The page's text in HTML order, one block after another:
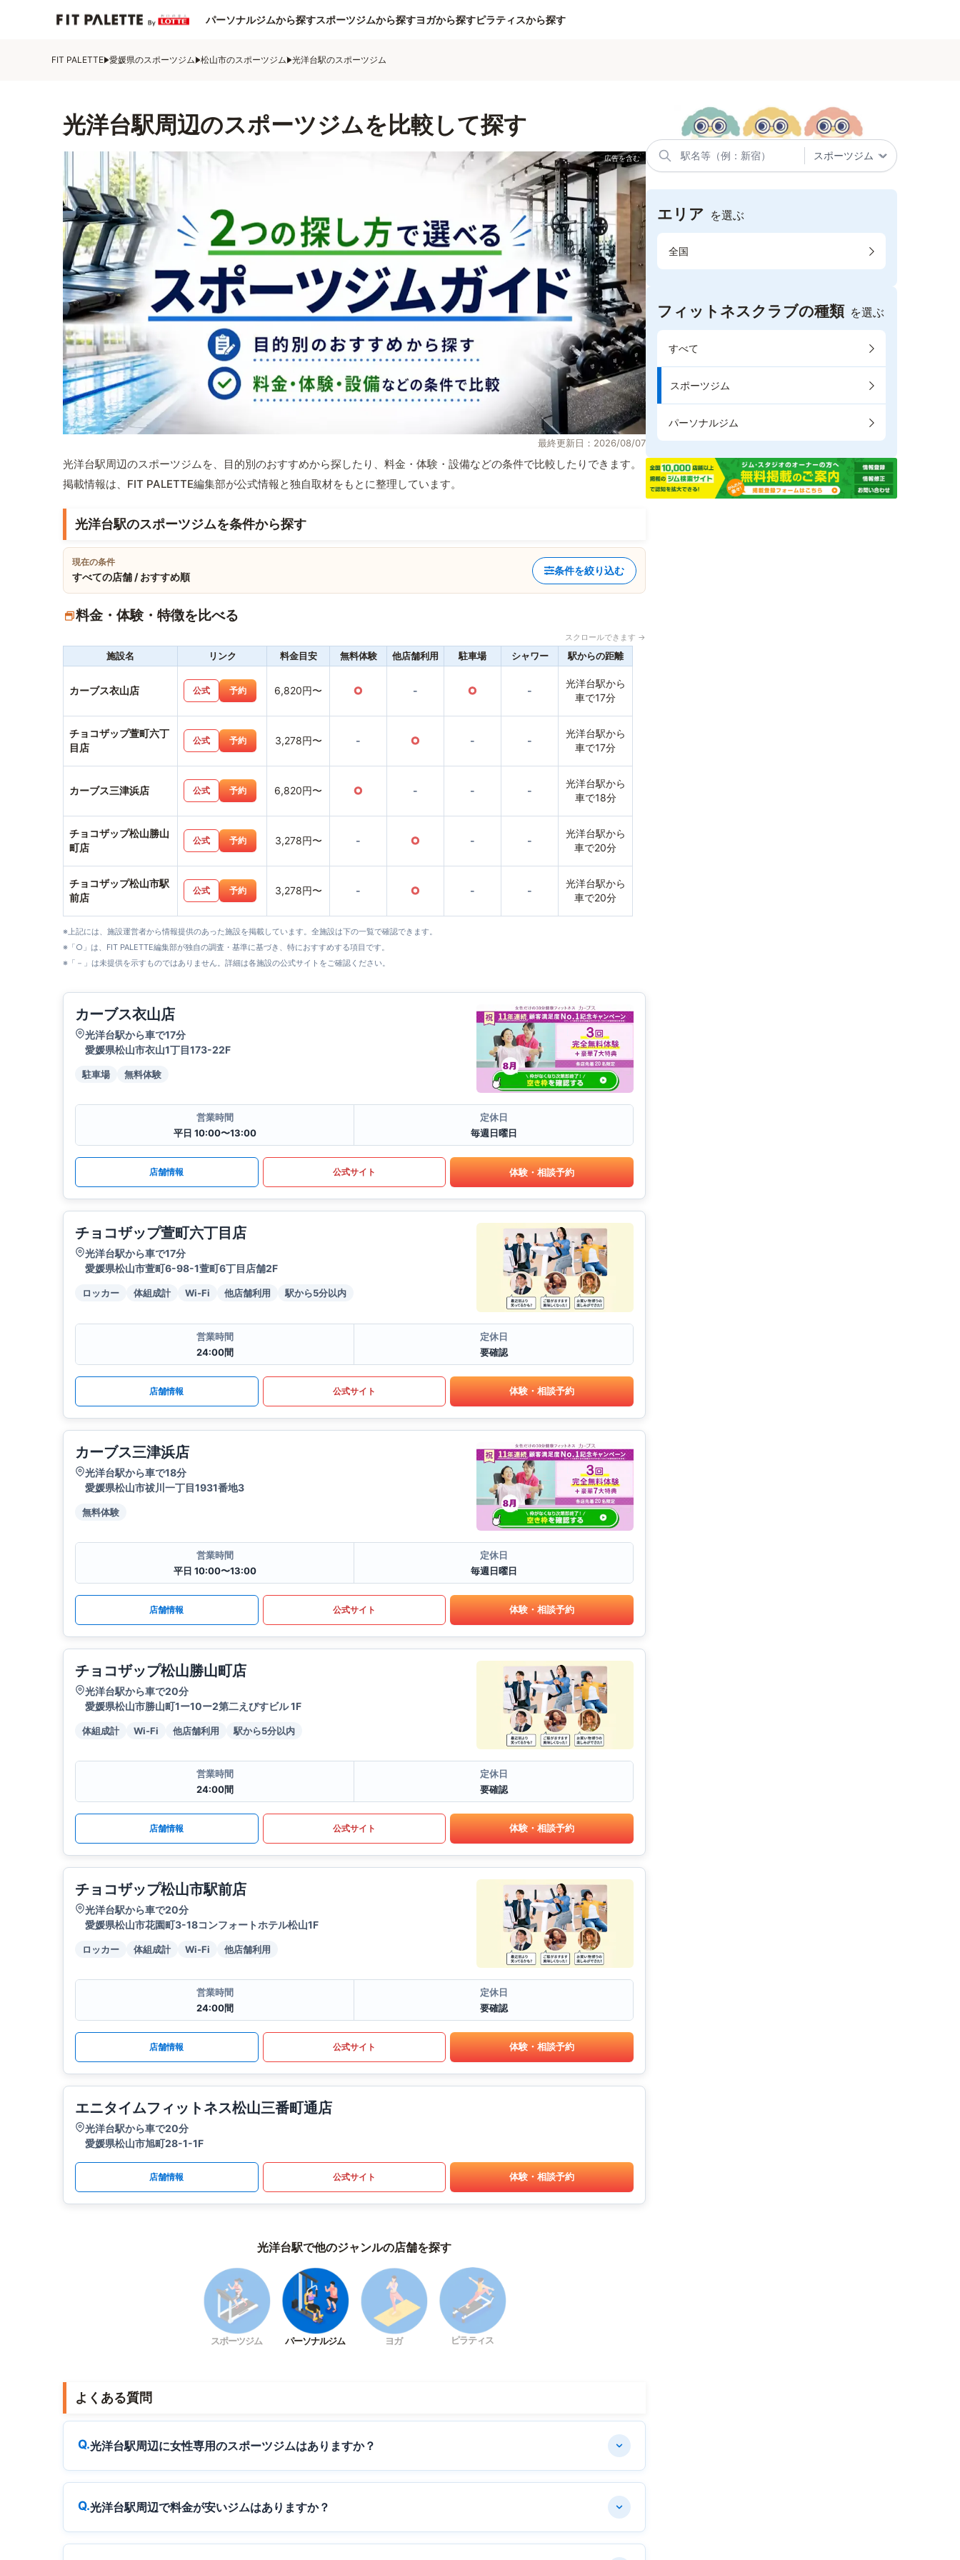
パーソナルジムから探すスポーツジムから探すヨガから探すピラティスから探す
FIT PALETTE 愛媛県のスポーツジム 松山市のスポーツジム 光洋台駅のスポーツジム
光洋台駅周辺のスポーツジムを比較して探す
最終更新日：2026/08/07
光洋台駅周辺のスポーツジムを、目的別のおすすめから探したり、料金・体験・設備などの条件で比較したりできます。
掲載情報は、FIT PALETTE編集部が公式情報と独自取材をもとに整理しています。
光洋台駅のスポーツジムを条件から探す
現在の条件
すべての店舗 / おすすめ順
条件を絞り込む
料金・体験・特徴を比べる
スクロールできます →
施設名 リンク 料金目安 無料体験 他店舗利用 駐車場 シャワー 駅からの距離
カーブス衣山店 公式 予約 6,820円〜 ○ - ○ -
光洋台駅から
車で17分
チョコザップ萱町六丁
目店
公式 予約 3,278円〜 - ○ - -
光洋台駅から
車で17分
カーブス三津浜店 公式 予約 6,820円〜 ○ - - -
光洋台駅から
車で18分
チョコザップ松山勝山
町店
公式 予約 3,278円〜 - ○ - -
光洋台駅から
車で20分
チョコザップ松山市駅
前店
公式 予約 3,278円〜 - ○ - -
光洋台駅から
車で20分
※上記には、施設運営者から情報提供のあった施設を掲載しています。全施設は下の一覧で確認できます。
※「○」は、FIT PALETTE編集部が独自の調査・基準に基づき、特におすすめする項目です。
※「－」は未提供を示すものではありません。詳細は各施設の公式サイトをご確認ください。
カーブス衣山店
光洋台駅から車で17分
愛媛県松山市衣山1丁目173-22F
駐車場 無料体験
営業時間
平日 10:00〜13:00
定休日
毎週日曜日
店舗情報 公式サイト 体験・相談予約
チョコザップ萱町六丁目店
光洋台駅から車で17分
愛媛県松山市萱町6-98-1萱町6丁目店舗2F
ロッカー 体組成計 Wi-Fi 他店舗利用 駅から5分以内
営業時間
24:00間
定休日
要確認
店舗情報 公式サイト 体験・相談予約
カーブス三津浜店
光洋台駅から車で18分
愛媛県松山市祓川一丁目1931番地3
無料体験
営業時間
平日 10:00〜13:00
定休日
毎週日曜日
店舗情報 公式サイト 体験・相談予約
チョコザップ松山勝山町店
光洋台駅から車で20分
愛媛県松山市勝山町1ー10ー2第二えびすビル 1F
体組成計 Wi-Fi 他店舗利用 駅から5分以内
営業時間
24:00間
定休日
要確認
店舗情報 公式サイト 体験・相談予約
チョコザップ松山市駅前店
光洋台駅から車で20分
愛媛県松山市花園町3-18コンフォートホテル松山1F
ロッカー 体組成計 Wi-Fi 他店舗利用
営業時間
24:00間
定休日
要確認
店舗情報 公式サイト 体験・相談予約
エニタイムフィットネス松山三番町通店
光洋台駅から車で20分
愛媛県松山市旭町28-1-1F
店舗情報 公式サイト 体験・相談予約
光洋台駅で他のジャンルの店舗を探す
スポーツジム パーソナルジム ヨガ ピラティス
よくある質問
光洋台駅周辺に女性専用のスポーツジムはありますか？
光洋台駅周辺で料金が安いジムはありますか？
エリア を選ぶ
全国
フィットネスクラブの種類 を選ぶ
すべて
スポーツジム
パーソナルジム